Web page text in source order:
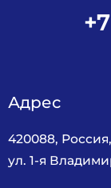
Адрес
420088,
ул. 1-я